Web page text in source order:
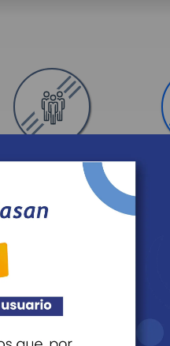
Personas